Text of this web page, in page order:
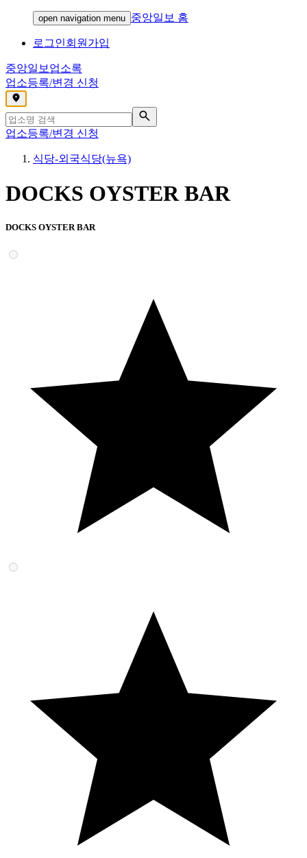
open navigation menu 중앙일보 홈
로그인회원가입
중앙일보 업소록
업소등록/변경 신청
,
업소등록/변경 신청
식당-외국식당(뉴욕)
DOCKS OYSTER BAR
DOCKS OYSTER BAR